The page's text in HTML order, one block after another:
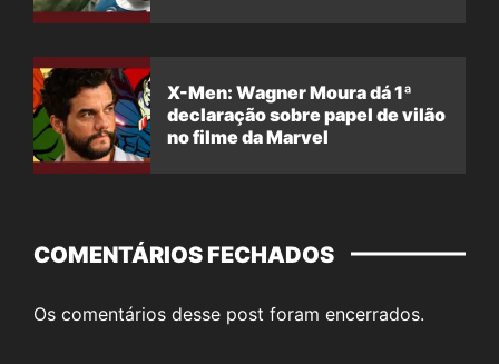
X-Men: Wagner Moura dá 1ª
declaração sobre papel de vilão
no filme da Marvel
COMENTÁRIOS FECHADOS
Os comentários desse post foram encerrados.